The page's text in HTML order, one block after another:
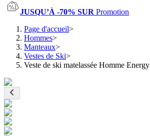
JUSQU’À -70% SUR Promotion
Page d'accueil>
Hommes>
Manteaux>
Vestes de Ski>
Veste de ski matelassée Homme Energy